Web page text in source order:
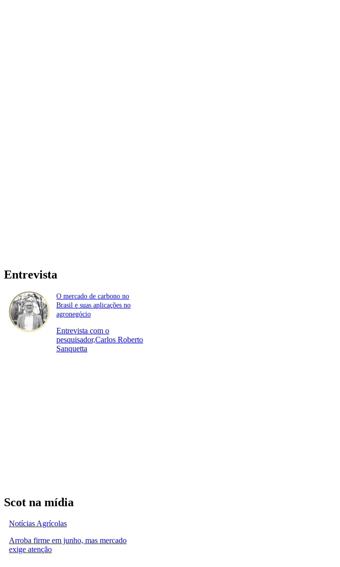
Entrevista
O mercado de carbono no
Brasil e suas aplicações no
agronegócio
Entrevista com o
pesquisador,Carlos Roberto
Sanquetta
Scot na mídia
Notícias Agrícolas
Arroba firme em junho, mas mercado
exige atenção